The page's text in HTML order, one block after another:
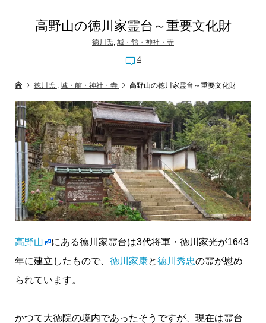
高野山の徳川家霊台～重要文化財
徳川氏, 城・館・神社・寺
4
徳川氏 , 城・館・神社・寺 高野山の徳川家霊台～重要文化財
高野山
にある徳川家霊台は3代将軍・徳川家光が1643
年に建立したもので、 徳川家康と徳川秀忠の霊が慰め
られています。
かつて大徳院の境内であったそうですが、現在は霊台